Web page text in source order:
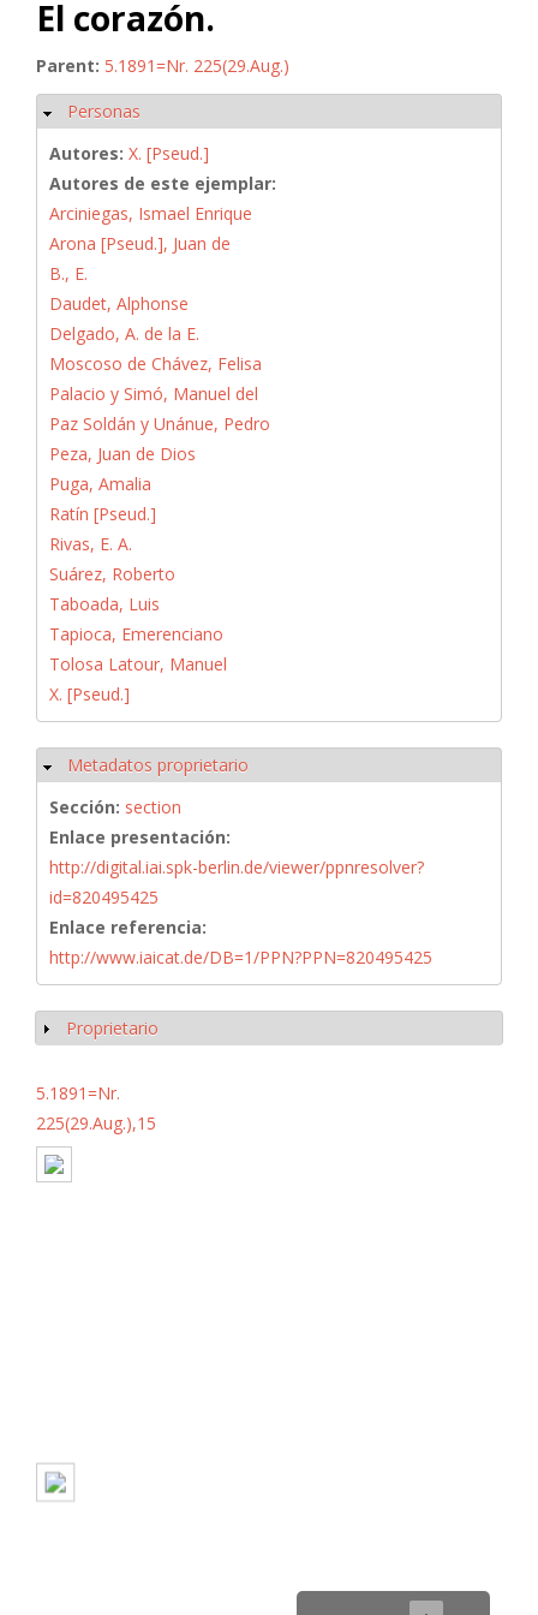
El corazón.
Parent: 5.1891=Nr. 225(29.Aug.)
Ocultar
Personas
Autores: X. [Pseud.]
Autores de este ejemplar:
Arciniegas, Ismael Enrique
Arona [Pseud.], Juan de
B., E.
Daudet, Alphonse
Delgado, A. de la E.
Moscoso de Chávez, Felisa
Palacio y Simó, Manuel del
Paz Soldán y Unánue, Pedro
Peza, Juan de Dios
Puga, Amalia
Ratín [Pseud.]
Rivas, E. A.
Suárez, Roberto
Taboada, Luis
Tapioca, Emerenciano
Tolosa Latour, Manuel
X. [Pseud.]
Ocultar
Metadatos proprietario
Sección: section
Enlace presentación:
http://digital.iai.spk-berlin.de/viewer/ppnresolver?
id=820495425
Enlace referencia:
http://www.iaicat.de/DB=1/PPN?PPN=820495425
Mostrar
Proprietario
5.1891=Nr.
225(29.Aug.),15